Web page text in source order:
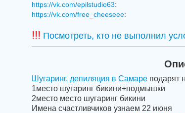
https://vk.com/epilstudio63:
https://vk.com/free_cheeseee:
!!! Посмотреть, кто не выполнил
Шугаринг, депиляция в Самаре подарят
1место шугаринг бикини+подмышки
2место место шугаринг бикини
Имена счастливчиков узнаем 22 июня